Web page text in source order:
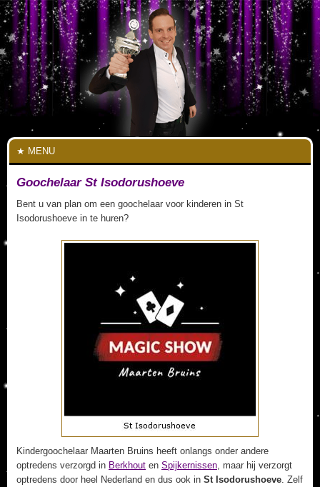
MENU
Goochelaar St Isodorushoeve
Bent u van plan om een goochelaar voor kinderen in St
Isodorushoeve in te huren?
Kindergoochelaar Maarten Bruins heeft onlangs onder andere
optredens verzorgd in Berkhout en Spijkernissen, maar hij verzorgt
optredens door heel Nederland en dus ook in St Isodorushoeve. Zelf